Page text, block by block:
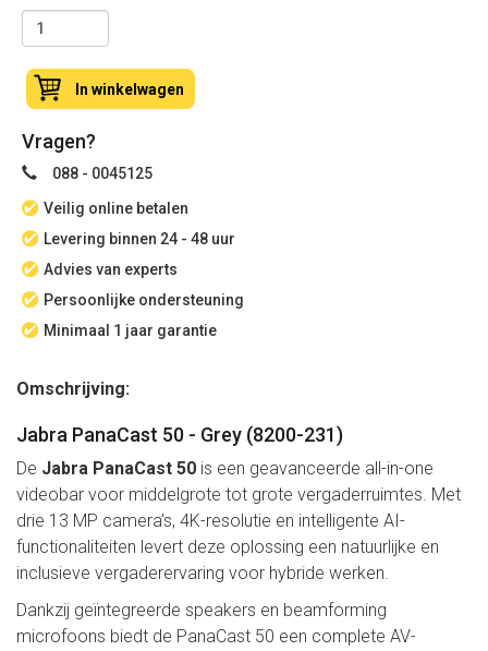
In winkelwagen
Vragen?
088 - 0045125
Veilig online betalen
Levering binnen 24 - 48 uur
Advies van experts
Persoonlijke ondersteuning
Minimaal 1 jaar garantie
Omschrijving:
Jabra PanaCast 50 - Grey (8200-231)
De Jabra PanaCast 50 is een geavanceerde all-in-one
videobar voor middelgrote tot grote vergaderruimtes. Met
drie 13 MP camera’s, 4K-resolutie en intelligente AI-
functionaliteiten levert deze oplossing een natuurlijke en
inclusieve vergaderervaring voor hybride werken.
Dankzij geïntegreerde speakers en beamforming
microfoons biedt de PanaCast 50 een complete AV-